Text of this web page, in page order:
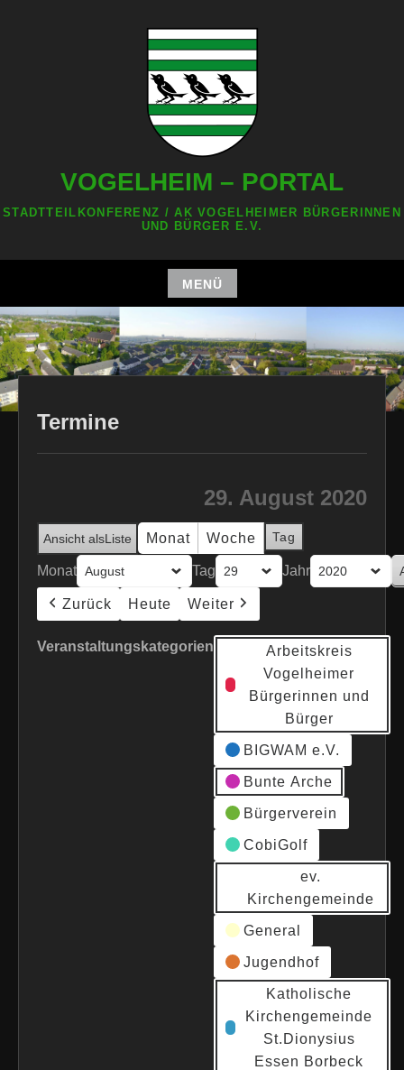
VOGELHEIM – PORTAL
STADTTEILKONFERENZ / AK VOGELHEIMER BÜRGERINNEN
UND BÜRGER E.V.
MENÜ
Zum
Inhalt
springen
Termine
29. August 2020
Ansicht alsListe Monat Woche Tag
Monat Tag Jahr
Zurück Heute Weiter
Veranstaltungskategorien
Arbeitskreis
Vogelheimer
Bürgerinnen und
Bürger
BIGWAM e.V.
Bunte Arche
Bürgerverein
CobiGolf
ev.
Kirchengemeinde
General
Jugendhof
Katholische
Kirchengemeinde
St.Dionysius
Essen Borbeck